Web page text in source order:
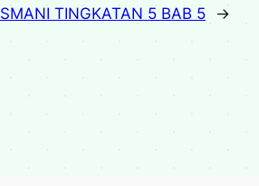
TINGKATAN 5 BAB 5 →